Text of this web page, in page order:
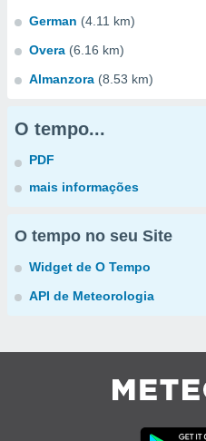
German (4.11 km)
Overa (6.16 km)
Almanzora (8.53 km)
O tempo...
PDF
mais informações
O tempo no seu Site
Widget de O Tempo
API de Meteorologia